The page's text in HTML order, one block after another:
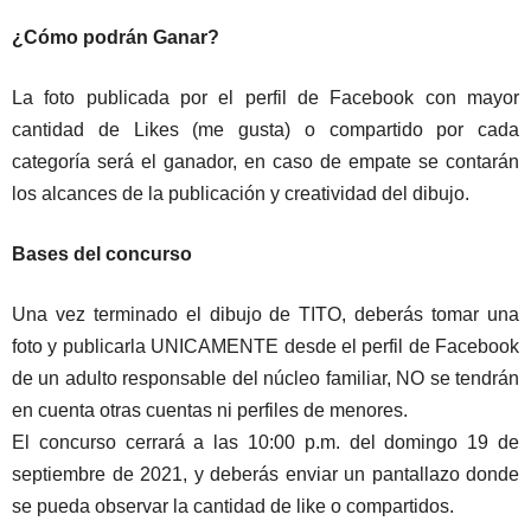
¿Cómo podrán Ganar?
La foto publicada por el perfil de Facebook con mayor
cantidad de Likes (me gusta) o compartido por cada
categoría será el ganador, en caso de empate se contarán
los alcances de la publicación y creatividad del dibujo.
Bases del concurso
Una vez terminado el dibujo de TITO, deberás tomar una
foto y publicarla UNICAMENTE desde el perfil de Facebook
de un adulto responsable del núcleo familiar, NO se tendrán
en cuenta otras cuentas ni perfiles de menores.
El concurso cerrará a las 10:00 p.m. del domingo 19 de
septiembre de 2021, y deberás enviar un pantallazo donde
se pueda observar la cantidad de like o compartidos.